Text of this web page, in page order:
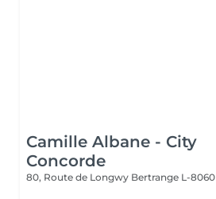
Camille Albane - City
Concorde
80, Route de Longwy Bertrange L-8060